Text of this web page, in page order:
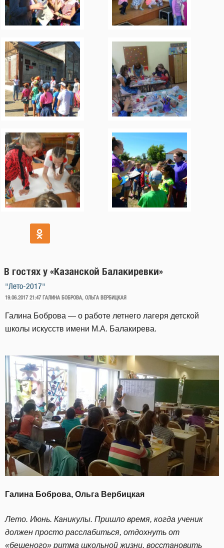
В гостях у «Казанской Балакиревки»
"Лето-2017"
ОПУБЛИКОВАНО
19.06.2017 21:47 ГАЛИНА БОБРОВА, ОЛЬГА ВЕРБИЦКАЯ
Галина Боброва — о работе летнего лагеря детской
школы искусств имени М.А. Балакирева.
Галина Боброва, Ольга Вербицкая
Лето. Июнь. Каникулы. Пришло время, когда ученик
должен просто расслабиться, отдохнуть от
«бешеного» ритма школьной жизни, восстановить